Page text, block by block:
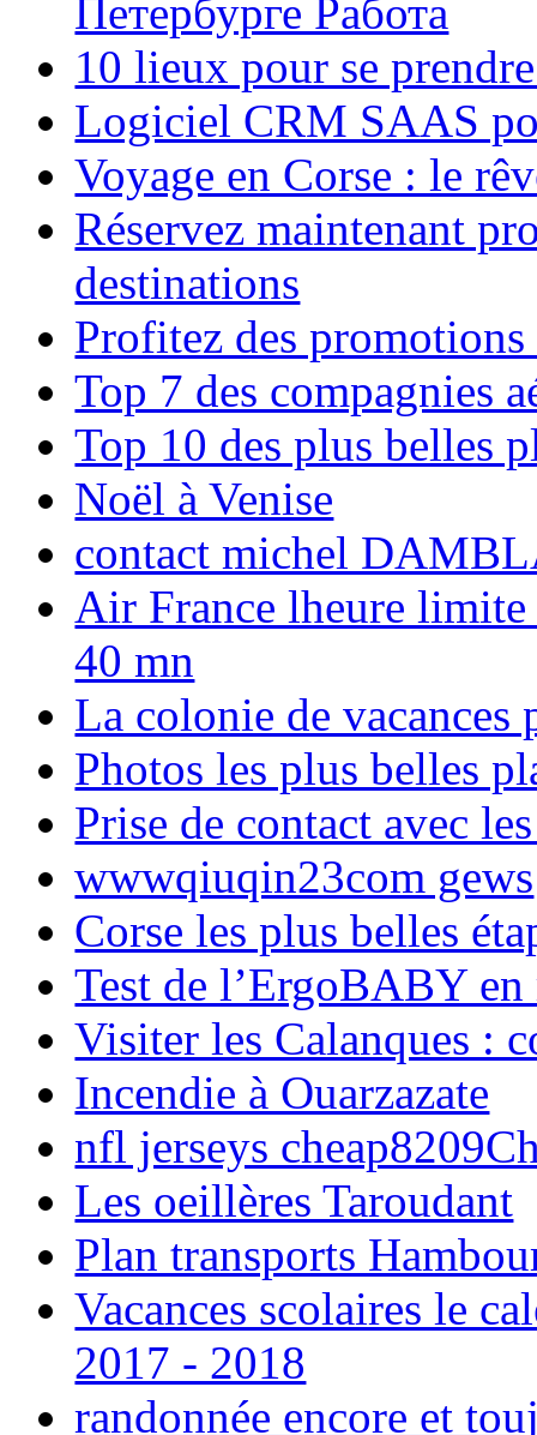
Петербурге Работа
10 lieux pour se
Logiciel CRM SAAS
Voyage en Corse : le
Réservez maintenant
destinations
Profitez des
Top 7 des compagnies
Top 10 des plus belles
Noël à Venise
contact michel
Air France lheure limite
40 mn
La colonie de vacances
Photos les plus belles
Prise de contact avec
wwwqiuqin23com gews
Corse les plus belles
Test de l’ErgoBABY en
Visiter les Calanques :
Incendie à Ouarzazate
nfl jerseys
Les oeillères Taroudant
Plan transports
Vacances scolaires le
2017 - 2018
randonnée encore et